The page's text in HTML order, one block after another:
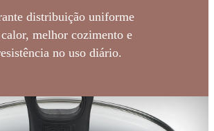
distribuição uniforme
melhor cozimento e
no uso diário.